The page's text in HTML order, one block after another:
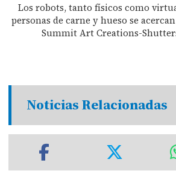
Los robots, tanto físicos como
personas de carne y hueso se
Summit Art Creations-
Noticias Relacionadas